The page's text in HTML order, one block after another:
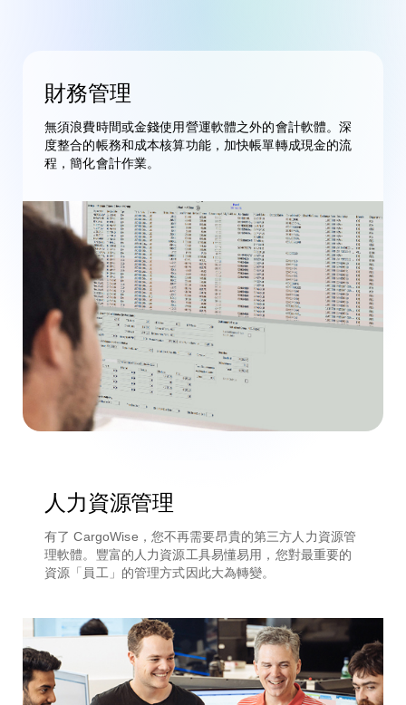
財務管理
無須浪費時間或金錢使用營運軟體之外的會計軟體。深
度整合的帳務和成本核算功能，加快帳單轉成現金的流
程，簡化會計作業。
人力資源管理
有了 CargoWise，您不再需要昂貴的第三方人力資源管
理軟體。豐富的人力資源工具易懂易用，您對最重要的
資源「員工」的管理方式因此大為轉變。